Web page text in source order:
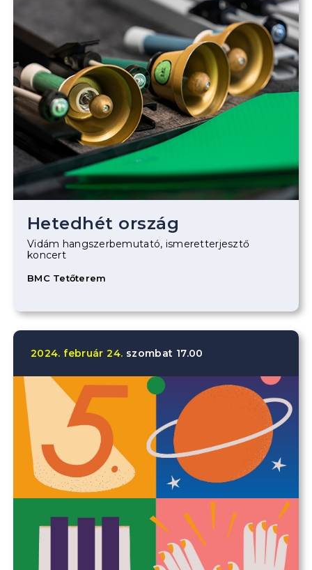
Hetedhét ország
Vidám hangszerbemutató, ismeretterjesztő
koncert
BMC Tetőterem
2024. február 24. szombat 17.00